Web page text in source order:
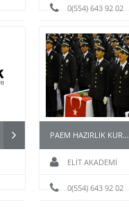
0(554) 643 92 02
PAEM HAZIRLIK KURSU
ELİT AKADEMİ
0(554) 643 92 02